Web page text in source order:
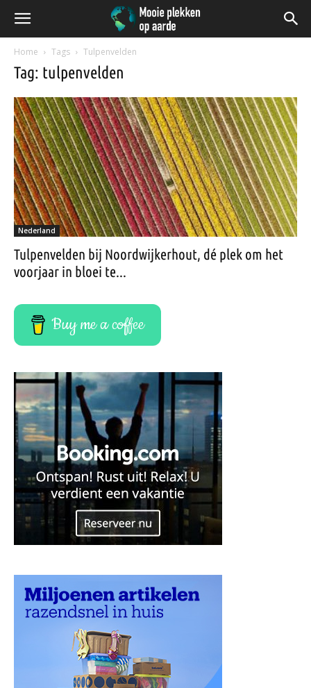
Home Tags Tulpenvelden
Tag: tulpenvelden
Nederland
Tulpenvelden bij Noordwijkerhout, dé plek om het
voorjaar in bloei te...
Buy me a coffee